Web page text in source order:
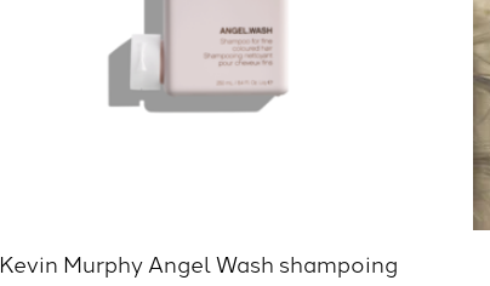
Kevin Murphy Angel Wash shampoing